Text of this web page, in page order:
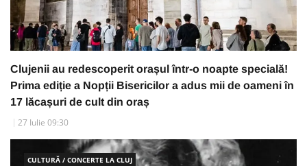
Clujenii au redescoperit orașul într-o noapte specială!
Prima ediție a Nopții Bisericilor a adus mii de oameni în
17 lăcașuri de cult din oraș
27 Iulie 09:30
CULTURĂ / CONCERTE LA CLUJ